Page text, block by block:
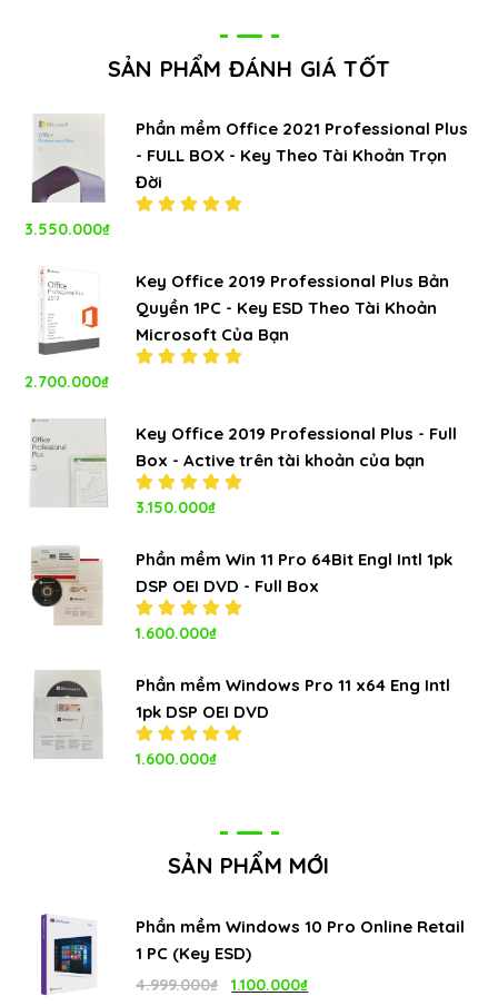
SẢN PHẨM ĐÁNH GIÁ TỐT
Phần mềm Office 2021 Professional Plus
- FULL BOX - Key Theo Tài Khoản Trọn
Đời
sao
3.550.000₫
Key Office 2019 Professional Plus Bản
Quyền 1PC - Key ESD Theo Tài Khoản
Microsoft Của Bạn
sao
2.700.000₫
Key Office 2019 Professional Plus - Full
Box - Active trên tài khoản của bạn
Được xếp
sao
3.150.000₫
Phần mềm Win 11 Pro 64Bit Engl Intl 1pk
DSP OEI DVD - Full Box
Được xếp
sao
1.600.000₫
Phần mềm Windows Pro 11 x64 Eng Intl
1pk DSP OEI DVD
Được xếp
1.600.000₫
SẢN PHẨM MỚI
Phần mềm Windows 10 Pro Online Retail
1 PC (Key ESD)
4.999.000₫
Giá
1.100.000₫